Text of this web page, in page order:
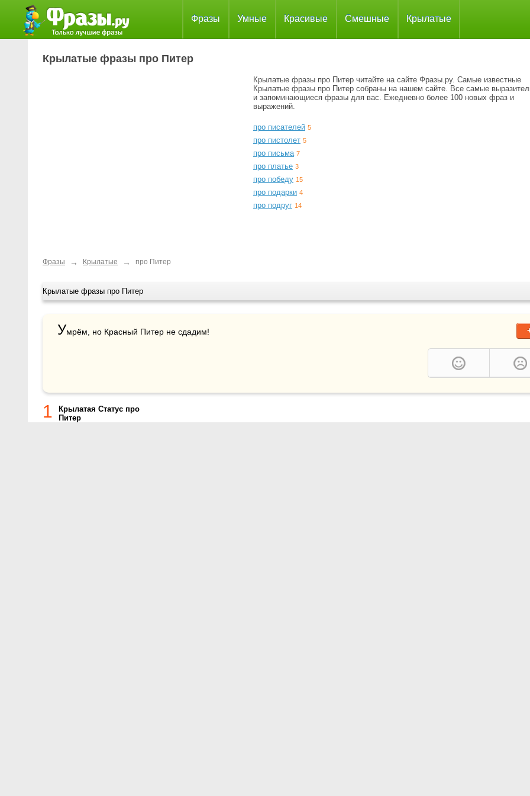
Фразы Умные Красивые Смешные Крылатые
Крылатые фразы про Питер
Крылатые фразы про Питер читайте на сайте Фразы.ру. Самые известные
Крылатые фразы про Питер собраны на нашем сайте. Все самые
и запоминающиеся фразы для вас. Ежедневно более 100 новых фраз и
выражений.
про писателей 5
про пистолет 5
про письма 7
про платье 3
про победу 15
про подарки 4
про подруг 14
Фразы → Крылатые → про Питер
Крылатые фразы про Питер
Умрём, но Красный Питер не сдадим!
1
Крылатая Статус про
Питер